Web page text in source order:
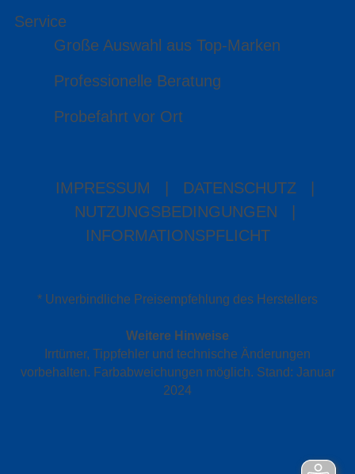
Service
Große Auswahl aus Top-Marken
Professionelle Beratung
Probefahrt vor Ort
IMPRESSUM DATENSCHUTZ
NUTZUNGSBEDINGUNGEN
INFORMATIONSPFLICHT
* Unverbindliche Preisempfehlung des Herstellers
Weitere Hinweise
Irrtümer, Tippfehler und technische Änderungen
vorbehalten. Farbabweichungen möglich. Stand: Januar
2024